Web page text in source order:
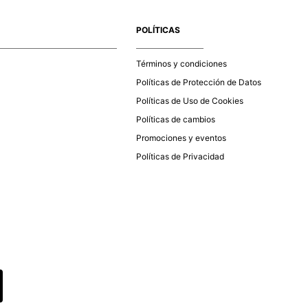
puedes ingresar al menú de “Mi cuenta - Mis Pedidos” en
POLÍTICAS
Términos y condiciones
Políticas de Protección de Datos
Políticas de Uso de Cookies
Políticas de cambios
Promociones y eventos
Políticas de Privacidad